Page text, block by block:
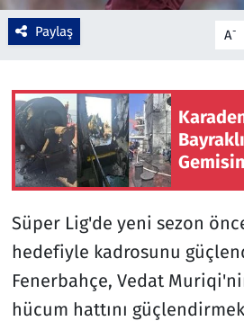
Paylaş A-
Süper Lig'de yeni sezon
hedefiyle kadrosunu
Fenerbahçe, Vedat
hücum hattını